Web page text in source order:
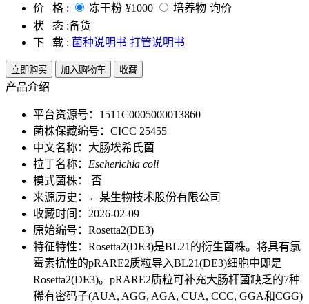
价 格 :
冻干粉 ¥1000 培养物 询价
状 态 :备货
下 载 : 菌种说明书 打管说明书
立即购买 加入购物车 收藏
产品介绍
平台资源号：1511C0005000013860
菌株保藏编号：CICC 25455
中文名称：大肠埃希氏菌
拉丁名称： Escherichia coli
模式菌株： 否
来源历史：←某生物技术股份有限公司
收藏时间：2026-02-09
原始编号：Rosetta2(DE3)
特征特性：Rosetta2(DE3)是BL21的衍生菌株。将具有氯
霉素抗性的pRARE2质粒导入BL21(DE3)细胞中即是
Rosetta2(DE3)。pRARE2质粒可补充大肠杆菌缺乏的7种
稀有密码子(AUA, AGG, AGA, CUA, CCC, GGA和CGG)